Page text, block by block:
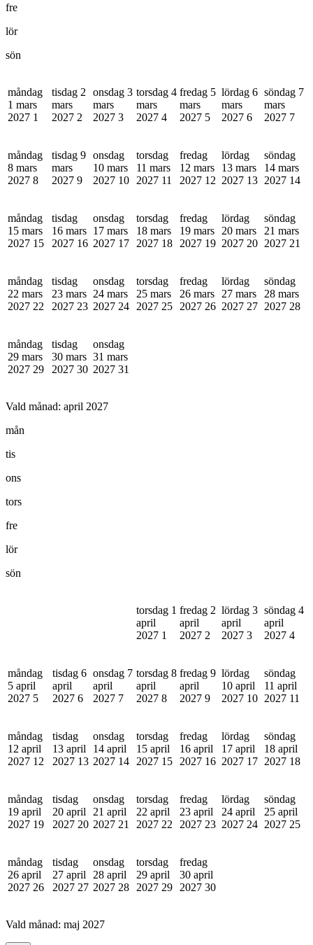
fre
lör
sön
måndag
1 mars
2027 1
tisdag 2
mars
2027 2
onsdag 3
mars
2027 3
torsdag 4
mars
2027 4
fredag 5
mars
2027 5
lördag 6
mars
2027 6
söndag 7
mars
2027 7
måndag
8 mars
2027 8
tisdag 9
mars
2027 9
onsdag
10 mars
2027 10
torsdag
11 mars
2027 11
fredag
12 mars
2027 12
lördag
13 mars
2027 13
söndag
14 mars
2027 14
måndag
15 mars
2027 15
tisdag
16 mars
2027 16
onsdag
17 mars
2027 17
torsdag
18 mars
2027 18
fredag
19 mars
2027 19
lördag
20 mars
2027 20
söndag
21 mars
2027 21
måndag
22 mars
2027 22
tisdag
23 mars
2027 23
onsdag
24 mars
2027 24
torsdag
25 mars
2027 25
fredag
26 mars
2027 26
lördag
27 mars
2027 27
söndag
28 mars
2027 28
måndag
29 mars
2027 29
tisdag
30 mars
2027 30
onsdag
31 mars
2027 31
Vald månad: april 2027
mån
tis
ons
tors
fre
lör
sön
torsdag 1
april
2027 1
fredag 2
april
2027 2
lördag 3
april
2027 3
söndag 4
april
2027 4
måndag
5 april
2027 5
tisdag 6
april
2027 6
onsdag 7
april
2027 7
torsdag 8
april
2027 8
fredag 9
april
2027 9
lördag
10 april
2027 10
söndag
11 april
2027 11
måndag
12 april
2027 12
tisdag
13 april
2027 13
onsdag
14 april
2027 14
torsdag
15 april
2027 15
fredag
16 april
2027 16
lördag
17 april
2027 17
söndag
18 april
2027 18
måndag
19 april
2027 19
tisdag
20 april
2027 20
onsdag
21 april
2027 21
torsdag
22 april
2027 22
fredag
23 april
2027 23
lördag
24 april
2027 24
söndag
25 april
2027 25
måndag
26 april
2027 26
tisdag
27 april
2027 27
onsdag
28 april
2027 28
torsdag
29 april
2027 29
fredag
30 april
2027 30
Vald månad: maj 2027